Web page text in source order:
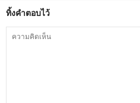
ทิ้งคำตอบไว้